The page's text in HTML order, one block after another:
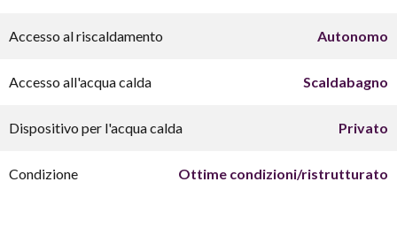
Accesso al riscaldamento Autonomo
Accesso all'acqua calda Scaldabagno
Dispositivo per l'acqua calda Privato
Condizione Ottime condizioni/ristrutturato